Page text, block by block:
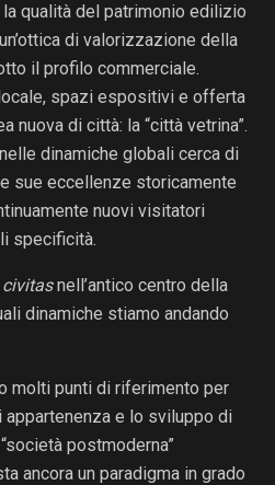
qualità del patrimonio edilizio
di valorizzazione della
il profilo commerciale.
spazi espositivi e offerta
nuova di città: la “città vetrina”.
dinamiche globali cerca di
sue eccellenze storicamente
nuovi visitatori
specificità.
civitasnell’antico centro della
dinamiche stiamo andando
molti punti di riferimento per
e lo sviluppo di
postmoderna”
ancora un paradigma in grado